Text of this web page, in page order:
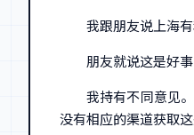
我跟朋友说上海
朋友就说这是好
我持有不同意见
没有相应的渠道获取